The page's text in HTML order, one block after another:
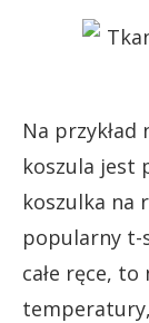
Na
koszula jest
koszulka na
popularny t-
całe ręce,